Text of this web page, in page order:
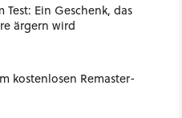
Test: Ein Geschenk, das
ärgern wird
kostenlosen Remaster-